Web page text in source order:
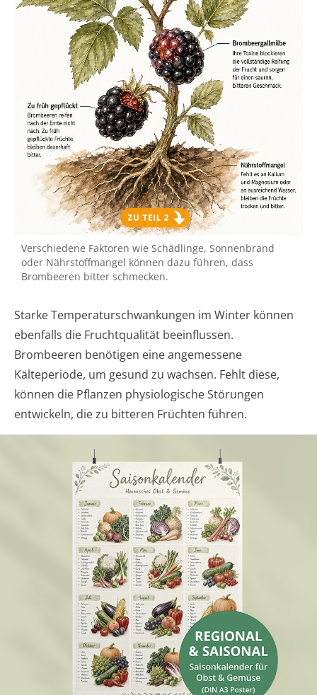
Verschiedene Faktoren wie Schädlinge, Sonnenbrand
oder Nährstoffmangel können dazu führen, dass
Brombeeren bitter schmecken.
Starke Temperaturschwankungen im Winter können
ebenfalls die Fruchtqualität beeinflussen.
Brombeeren benötigen eine angemessene
Kälteperiode, um gesund zu wachsen. Fehlt diese,
können die Pflanzen physiologische Störungen
entwickeln, die zu bitteren Früchten führen.